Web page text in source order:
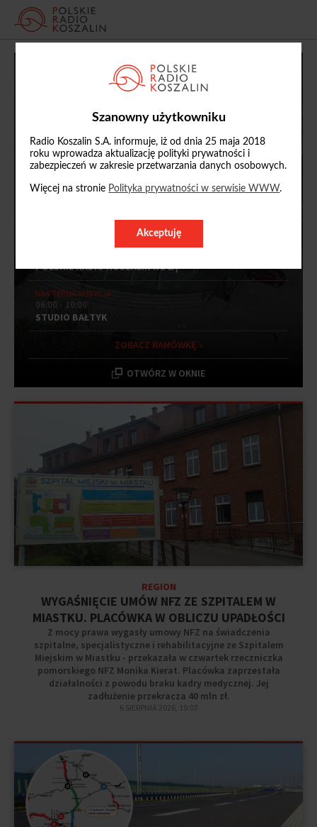
Szanowny użytkowniku
Radio Koszalin S.A. informuje, iż od dnia 25 maja 2018
roku wprowadza aktualizację polityki prywatności i
zabezpieczeń w zakresie przetwarzania danych osobowych.
Więcej na stronie Polityka prywatności w serwisie WWW.
Akceptuję
PIĄTEK, 7 SIERPNIA 2026
RADIO KOSZALIN RADIO SŁUPSK STUDIO KOŁOBRZEG
00:00 - 06:00
POLSKIE RADIO KOSZALIN NOCĄ
POLSKIE RADIO KOSZALIN NOCĄ
NASTĘPNA AUDYCJA
06:00 - 10:00
STUDIO BAŁTYK
ZOBACZ RAMÓWKĘ »
OTWÓRZ W OKNIE
REGION
WYGAŚNIĘCIE UMÓW NFZ ZE SZPITALEM W
MIASTKU. PLACÓWKA W OBLICZU UPADŁOŚCI
Z mocy prawa wygasły umowy NFZ na świadczenia
szpitalne, specjalistyczne i rehabilitacyjne ze Szpitalem
Miejskim w Miastku - przekazała w czwartek rzeczniczka
pomorskiego NFZ Monika Kierat. Placówka zaprzestała
działalności z powodu braku kadry medycznej. Jej
zadłużenie przekracza 40 mln zł.
6 SIERPNIA 2026, 19:07